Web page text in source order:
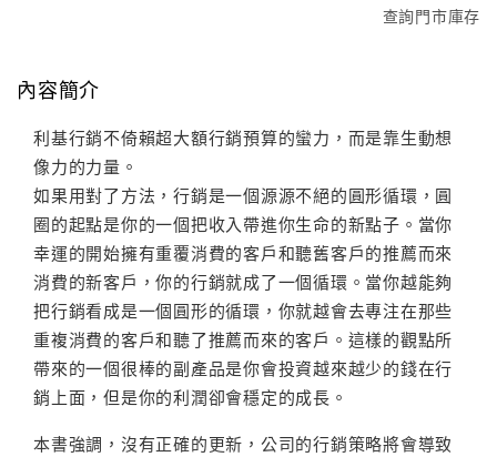
查詢門市庫存
內容簡介
利基行銷不倚賴超大額行銷預算的蠻力，而是靠生動想
像力的力量。
如果用對了方法，行銷是一個源源不絕的圓形循環，圓
圈的起點是你的一個把收入帶進你生命的新點子。當你
幸運的開始擁有重覆消費的客戶和聽舊客戶的推薦而來
消費的新客戶，你的行銷就成了一個循環。當你越能夠
把行銷看成是一個圓形的循環，你就越會去專注在那些
重複消費的客戶和聽了推薦而來的客戶。這樣的觀點所
帶來的一個很棒的副產品是你會投資越來越少的錢在行
銷上面，但是你的利潤卻會穩定的成長。
本書強調，沒有正確的更新，公司的行銷策略將會導致